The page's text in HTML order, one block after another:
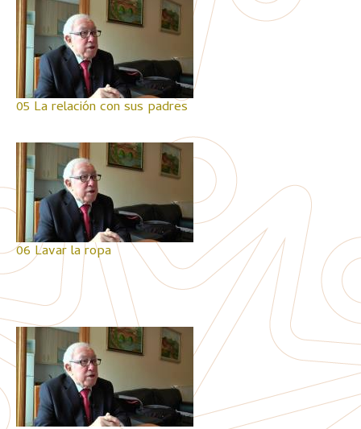
05 La relación con sus padres
06 Lavar la ropa